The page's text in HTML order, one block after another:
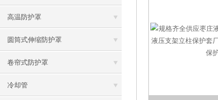
高温防护罩
圆筒式伸缩防护罩
卷帘式防护罩
冷却管